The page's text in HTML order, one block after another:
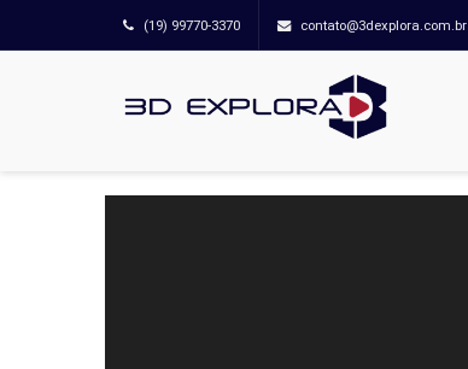
(19) 99770-3370 contato@3dexplora.com.br